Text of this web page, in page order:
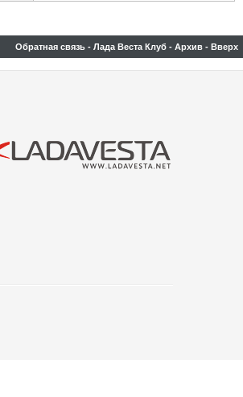
Обратная связь - Лада Веста Клуб - Архив - Вверх